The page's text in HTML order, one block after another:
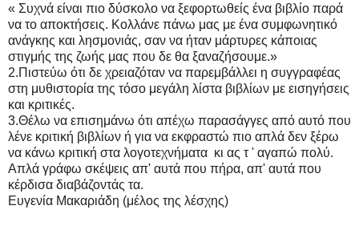
« Συχνά είναι πιο δύσκολο να ξεφορτωθείς ένα βιβλίο παρά
να το αποκτήσεις. Κολλάνε πάνω μας με ένα συμφωνητικό
ανάγκης και λησμονιάς, σαν να ήταν μάρτυρες κάποιας
στιγμής της ζωής μας που δε θα ξαναζήσουμε.»
2.Πιστεύω ότι δε χρειαζόταν να παρεμβάλλει η συγγραφέας
στη μυθιστορία της τόσο μεγάλη λίστα βιβλίων με εισηγήσεις
και κριτικές.
3.Θέλω να επισημάνω ότι απέχω παρασάγγες από αυτό που
λένε κριτική βιβλίων ή για να εκφραστώ πιο απλά δεν ξέρω
να κάνω κριτική στα λογοτεχνήματα κι ας τ ' αγαπώ πολύ.
Απλά γράφω σκέψεις απ' αυτά που πήρα, απ' αυτά που
κέρδισα διαβάζοντάς τα.
Ευγενία Μακαριάδη (μέλος της λέσχης)